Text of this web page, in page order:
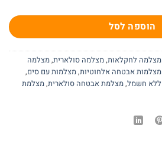
הוספה לסל
מצלמה לחקלאות,מצלמה סולארית,מצלמה
מצלמות אבטחה אלחוטיות,מצלמות עם סים,
חשמל,מצלמת אבטחה סולארית,מצלמת